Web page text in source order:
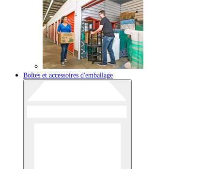
Boîtes et accessoires d'emballage